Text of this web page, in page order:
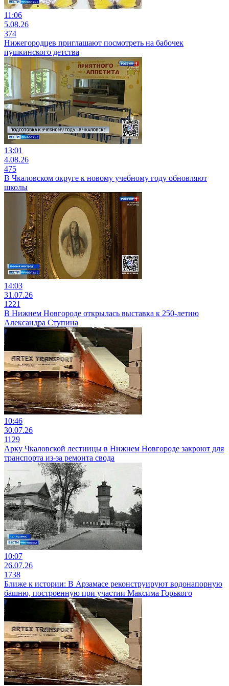
11:06
5.08.26
374
Нижегородцев приглашают посмотреть на бабочек
пушкинского детства
13:01
4.08.26
475
В Чкаловском округе к новому учебному году обновляют
школы
14:03
31.07.26
1221
В Нижнем Новгороде открылась выставка к 250-летию
Александра Ступина
10:46
30.07.26
1129
Арку Чкаловской лестницы в Нижнем Новгороде закроют для
транспорта из-за ремонта свода
10:07
26.07.26
1738
Ближе к истории: В Арзамасе реконструируют водонапорную
башню, построенную при участии Максима Горького